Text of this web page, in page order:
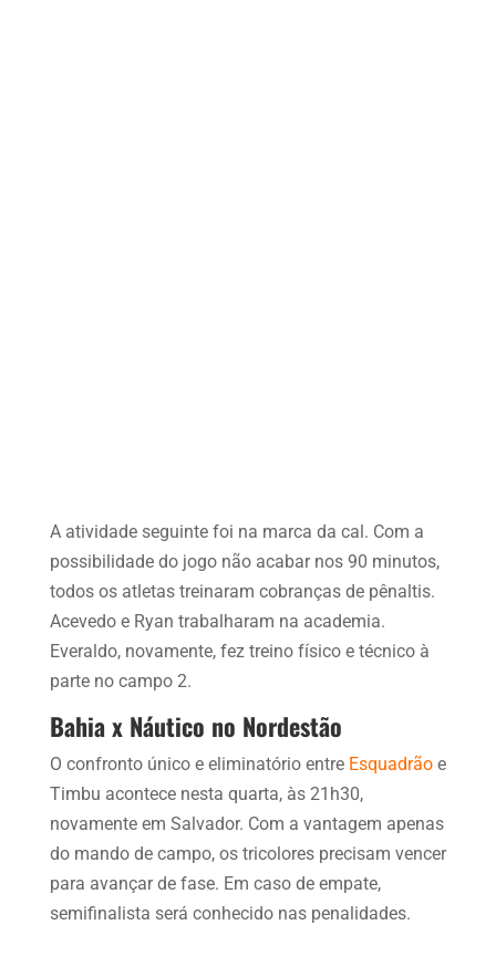
A atividade seguinte foi na marca da cal. Com a
possibilidade do jogo não acabar nos 90 minutos,
todos os atletas treinaram cobranças de pênaltis.
Acevedo e Ryan trabalharam na academia.
Everaldo, novamente, fez treino físico e técnico à
parte no campo 2.
Bahia x Náutico no Nordestão
O confronto único e eliminatório entre Esquadrãoe
Timbu acontece nesta quarta, às 21h30,
novamente em Salvador. Com a vantagem apenas
do mando de campo, os tricolores precisam vencer
para avançar de fase. Em caso de empate,
semifinalista será conhecido nas penalidades.